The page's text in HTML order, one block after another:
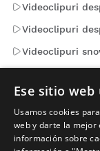
Videoclipuri
Videoclipuri
Videoclipuri
E-mailuri care
noutăți și
Ese sitio
Usamos cookies
web y darte la mejor
información sobre